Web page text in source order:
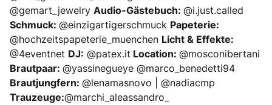
@gemart_jewelry Audio-Gästebuch: @i.just.called
Schmuck: @einzigartigerschmuck Papeterie:
@hochzeitspapeterie_muenchen Licht & Effekte:
@4eventnet DJ: @patex.it Location: @mosconibertani
Brautpaar: @yassinegueye @marco_benedetti94
Brautjungfern: @lenamasnovo | @nadiacmp
Trauzeuge:@marchi_aleassandro_